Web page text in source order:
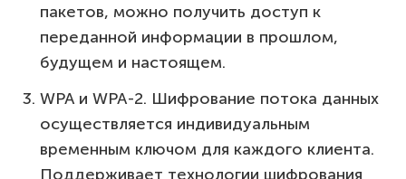
пакетов, можно получить доступ к
переданной информации в прошлом,
будущем и настоящем.
WPA и WPA-2. Шифрование потока данных
осуществляется индивидуальным
временным ключом для каждого клиента.
Поддерживает технологии шифрования